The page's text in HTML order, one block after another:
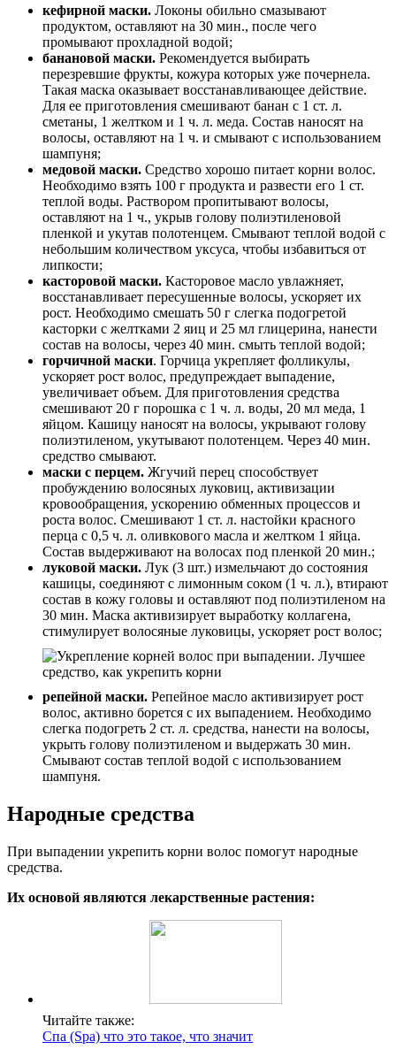
кефирной маски. Локоны обильно смазывают
продуктом, оставляют на 30 мин., после чего
промывают прохладной водой;
банановой маски. Рекомендуется выбирать
перезревшие фрукты, кожура которых уже почернела.
Такая маска оказывает восстанавливающее действие.
Для ее приготовления смешивают банан с 1 ст. л.
сметаны, 1 желтком и 1 ч. л. меда. Состав наносят на
волосы, оставляют на 1 ч. и смывают с использованием
шампуня;
медовой маски. Средство хорошо питает корни волос.
Необходимо взять 100 г продукта и развести его 1 ст.
теплой воды. Раствором пропитывают волосы,
оставляют на 1 ч., укрыв голову полиэтиленовой
пленкой и укутав полотенцем. Смывают теплой водой с
небольшим количеством уксуса, чтобы избавиться от
липкости;
касторовой маски. Касторовое масло увлажняет,
восстанавливает пересушенные волосы, ускоряет их
рост. Необходимо смешать 50 г слегка подогретой
касторки с желтками 2 яиц и 25 мл глицерина, нанести
состав на волосы, через 40 мин. смыть теплой водой;
горчичной маски. Горчица укрепляет фолликулы,
ускоряет рост волос, предупреждает выпадение,
увеличивает объем. Для приготовления средства
смешивают 20 г порошка с 1 ч. л. воды, 20 мл меда, 1
яйцом. Кашицу наносят на волосы, укрывают голову
полиэтиленом, укутывают полотенцем. Через 40 мин.
средство смывают.
маски с перцем. Жгучий перец способствует
пробуждению волосяных луковиц, активизации
кровообращения, ускорению обменных процессов и
роста волос. Смешивают 1 ст. л. настойки красного
перца с 0,5 ч. л. оливкового масла и желтком 1 яйца.
Состав выдерживают на волосах под пленкой 20 мин.;
луковой маски. Лук (3 шт.) измельчают до состояния
кашицы, соединяют с лимонным соком (1 ч. л.), втирают
состав в кожу головы и оставляют под полиэтиленом на
30 мин. Маска активизирует выработку коллагена,
стимулирует волосяные луковицы, ускоряет рост волос;
репейной маски. Репейное масло активизирует рост
волос, активно борется с их выпадением. Необходимо
слегка подогреть 2 ст. л. средства, нанести на волосы,
укрыть голову полиэтиленом и выдержать 30 мин.
Смывают состав теплой водой с использованием
шампуня.
Народные средства
При выпадении укрепить корни волос помогут народные
средства.
Их основой являются лекарственные растения:
Читайте также:
Спа (Spa) что это такое, что значит